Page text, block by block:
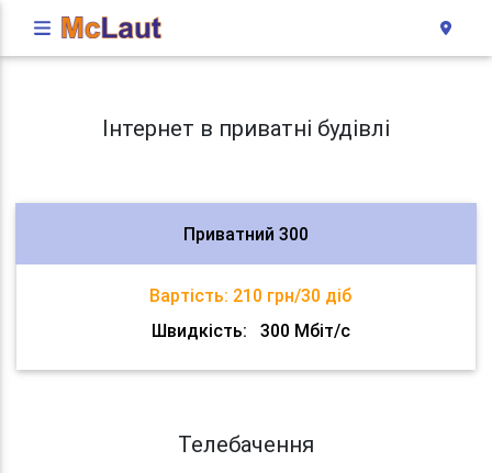
Інтернет в приватні будівлі
Приватний 300
Вартість: 210 грн/30 діб
Швидкість:
300 Мбіт/с
Телебачення